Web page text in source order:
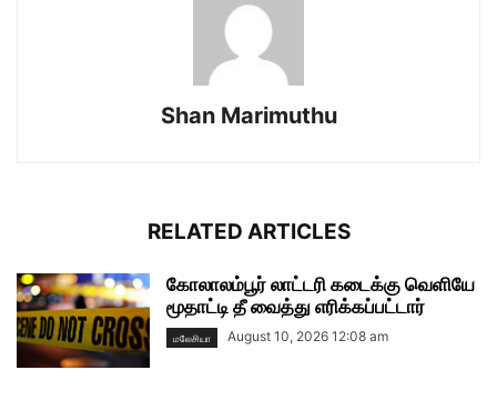
Shan Marimuthu
RELATED ARTICLES
கோலாலம்பூர் லாட்டரி கடைக்கு வெளியே
மூதாட்டி தீ வைத்து எரிக்கப்பட்டார்
மலேசியா August 10, 2026 12:08 am